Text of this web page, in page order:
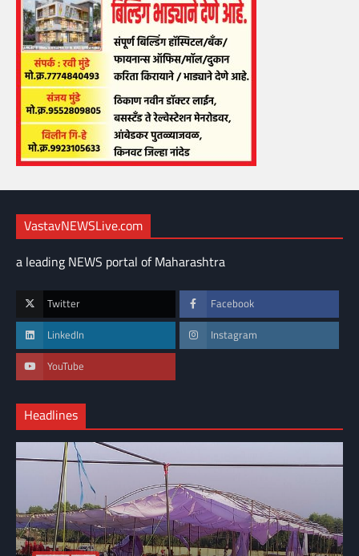
VastavNEWSLive.com
a leading NEWS portal of Maharashtra
Twitter Facebook
LinkedIn Instagram
YouTube
Headlines